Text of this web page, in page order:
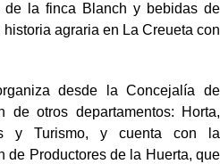
de la finca Blanch y bebidas de
agraria en La Creueta con
desde la Concejalía de
de otros departamentos: Horta,
y Turismo, y cuenta con la
de Productores de la Huerta, que